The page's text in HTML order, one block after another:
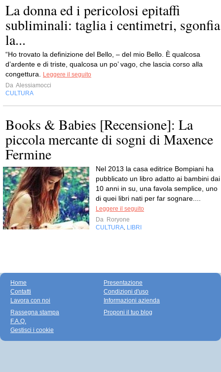
La donna ed i pericolosi epitaffi
subliminali: taglia i centimetri, sgonfia
la...
“Ho trovato la definizione del Bello, – del mio Bello. È qualcosa
d’ardente e di triste, qualcosa un po’ vago, che lascia corso alla
congettura.
Leggere il seguito
Da Alessiamocci
CULTURA
Books & Babies [Recensione]: La
piccola mercante di sogni di Maxence
Fermine
Nel 2013 la casa editrice Bompiani ha
pubblicato un libro adatto ai bambini dai
10 anni in su, una favola semplice, uno
di quei libri nati per far sognare....
Leggere il seguito
Da Roryone
CULTURA LIBRI
Home
Contatti
Lavora con noi
Presentazione
Condizioni d'uso
Informazioni azienda
Rassegna stampa
F.A.Q.
Gestisci i cookie
Proponi il tuo blog